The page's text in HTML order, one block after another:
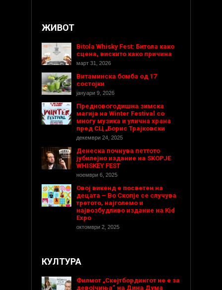
ЖИВОТ
Bitola Whisky Fest: Битола како
сцена, вискито како причина
март 31, 2026
Витаминска бомба од 17
состојки
јануари 9, 2026
Предновогодишнa зимска
магија на Winter Festival со
многу музика и улична храна
пред СЦ „Борис Трајковски
декември 24, 2025
Денеска почнува петтото
јубилејно издание на SKOPJE
WHISKEY FEST
ноември 6, 2025
Овој викенд е посветен на
децата – Во Скопје се случува
третото, најголемо и
највозбудливо издание на Kid
Expo
октомври 2, 2025
КУЛТУРА
Филмот „Скејтбордингот не е за
девојчиња“ на Дина Дума